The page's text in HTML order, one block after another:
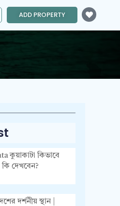
ADD PROPERTY
কুয়াকাটা কিভাবে
কি দেখবেন?
দর্শনীয় স্থান |